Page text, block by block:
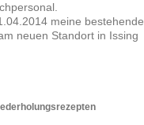
meine bestehende
neuen Standort in Issing